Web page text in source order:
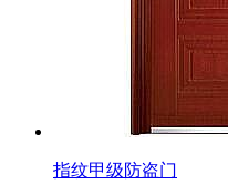
指纹甲级防盗门